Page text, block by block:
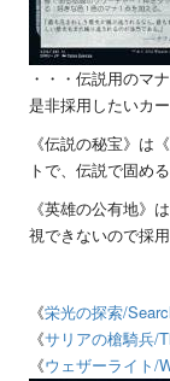
・・・伝説用のマ
是非採用したいカー
《伝説の秘宝》は《
トで、伝説で固め
《英雄の公有地》
視できないので採用
《栄光の探索/
《サリアの槍騎兵/
《ウェザーライト/